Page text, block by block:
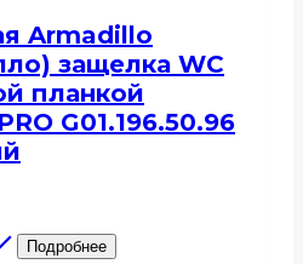
Armadillo
защелка WC
планкой
G01.196.50.96
Подробнее